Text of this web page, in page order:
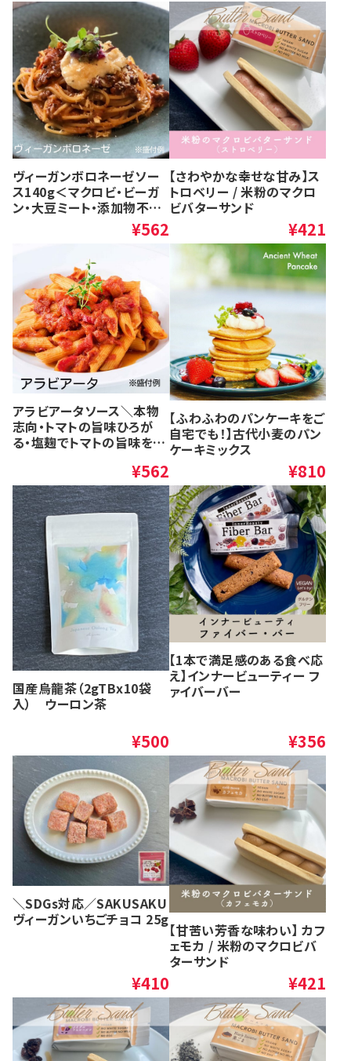
ヴィーガンボロネーゼソー
ス140g＜マクロビ・ビーガ
ン・大豆ミート・添加物不使
用・コクのあるソース・スー
¥562
【さわやかな幸せな甘み】ス
トロベリー / 米粉のマクロ
ビバターサンド
¥421
アラビアータソース＼本物
志向・トマトの旨味ひろが
る・塩麹でトマトの旨味を引
¥562
【ふわふわのパンケーキをご
自宅でも！】古代小麦のパン
ケーキミックス
¥810
国産烏龍茶（2gTBx10袋
入） ウーロン茶
¥500
【1本で満足感のある食べ応
え】インナービューティー フ
ァイバーバー
¥356
＼SDGs対応／SAKUSAKU
ヴィーガンいちごチョコ 25g
¥410
【甘苦い芳香な味わい】 カフ
ェモカ / 米粉のマクロビバ
ターサンド
¥421